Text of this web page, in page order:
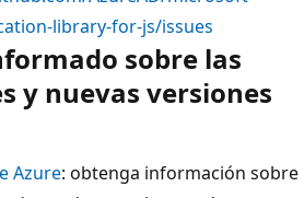
library-for-js/issues
sobre las
y nuevas versiones
Azure: obtenga información sobre